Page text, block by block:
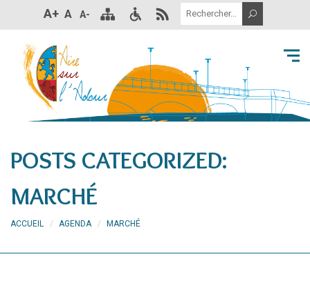
A+ A A-
POSTS CATEGORIZED:
MARCHÉ
ACCUEIL AGENDA MARCHÉ